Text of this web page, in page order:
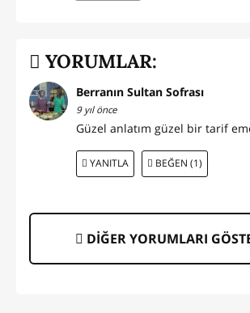
YORUMLAR:
Berranın Sultan Sofrası
9 yıl önce
Güzel anlatım güzel bir tarif
YANITLA BEĞEN (1)
DİĞER YORUMLARI